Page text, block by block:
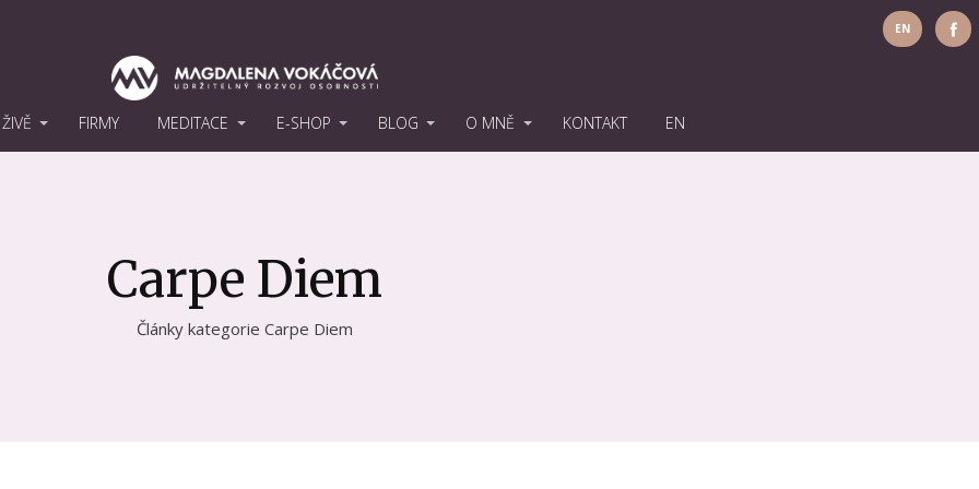
EN
ŽIVĚ FIRMY MEDITACE E-SHOP BLOG O MNĚ KONTAKT EN
Carpe Diem
Články kategorie Carpe Diem